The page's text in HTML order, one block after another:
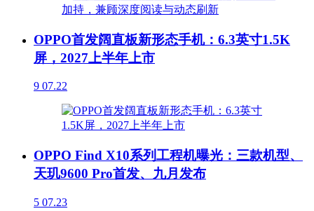
OPPO首发阔直板新形态手机：6.3英寸1.5K
屏，2027上半年上市
9 07.22
OPPO Find X10系列工程机曝光：三款机型、
天玑9600 Pro首发、九月发布
5 07.23